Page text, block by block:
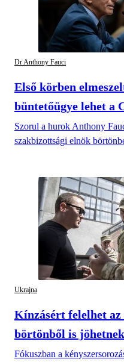
Dr Anthony Fauci
Első körben
büntetőügye lehet a
Szorul a hurok Anthony
szakbizottsági elnök
Ukrajna
Kínzásért felelhet
börtönből is
Fókuszban a